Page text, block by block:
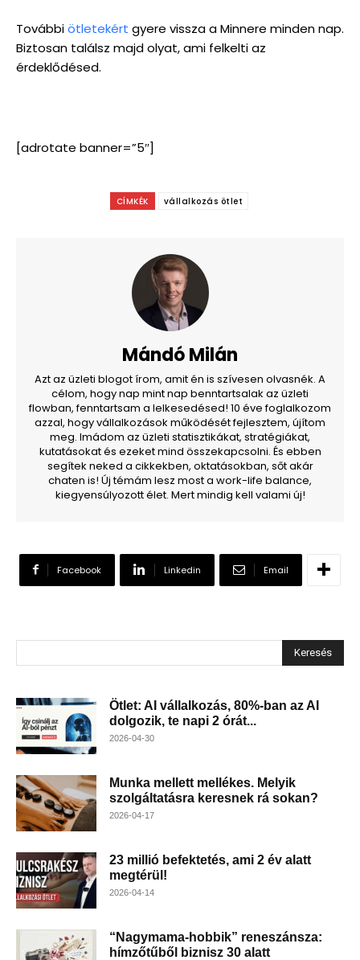
Továbbiötletekért gyere vissza a Minnere minden nap.
Biztosan találsz majd olyat, ami felkelti az
érdeklődésed.
[adrotate banner=”5″]
CÍMKÉK vállalkozás ötlet
Mándó Milán
Azt az üzleti blogot írom, amit én is szívesen olvasnék. A
célom, hogy nap mint nap benntartsalak az üzleti
flowban, fenntartsam a lelkesedésed! 10 éve foglalkozom
azzal, hogy vállalkozások működését fejlesztem, újítom
meg. Imádom az üzleti statisztikákat, stratégiákat,
kutatásokat és ezeket mind összekapcsolni. És ebben
segítek neked a cikkekben, oktatásokban, sőt akár
chaten is! Új témám lesz most a work-life balance,
kiegyensúlyozott élet. Mert mindig kell valami új!
Facebook Linkedin Email
Keresés
Ötlet: AI vállalkozás, 80%-ban az AI
dolgozik, te napi 2 órát...
2026-04-30
Munka mellett mellékes. Melyik
szolgáltatásra keresnek rá sokan?
2026-04-17
23 millió befektetés, ami 2 év alatt
megtérül!
2026-04-14
“Nagymama-hobbik” reneszánsza:
hímzőtűből biznisz 30 alatt